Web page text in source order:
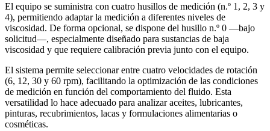
El equipo se suministra con cuatro husillos de medición (n.º 1, 2, 3 y
4), permitiendo adaptar la medición a diferentes niveles de
viscosidad. De forma opcional, se dispone del husillo n.º 0 —bajo
solicitud—, especialmente diseñado para sustancias de baja
viscosidad y que requiere calibración previa junto con el equipo.
El sistema permite seleccionar entre cuatro velocidades de rotación
(6, 12, 30 y 60 rpm), facilitando la optimización de las condiciones
de medición en función del comportamiento del fluido. Esta
versatilidad lo hace adecuado para analizar aceites, lubricantes,
pinturas, recubrimientos, lacas y formulaciones alimentarias o
cosméticas.